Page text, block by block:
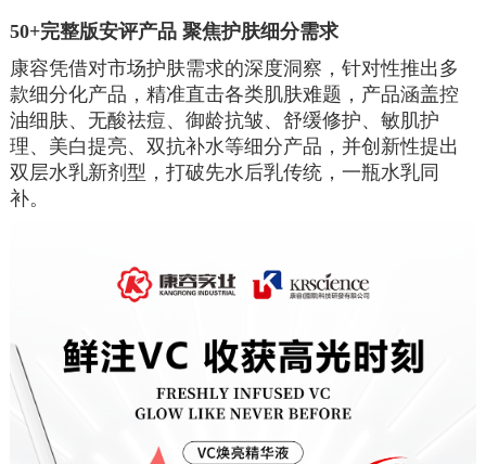
50+完整版安评产品 聚焦护肤细分需求
康容凭借对市场护肤需求的深度洞察，针对性推出多
款细分化产品，精准直击各类肌肤难题，产品涵盖控
油细肤、无酸祛痘、御龄抗皱、舒缓修护、敏肌护
理、美白提亮、双抗补水等细分产品，并创新性提出
双层水乳新剂型，打破先水后乳传统，一瓶水乳同
补。